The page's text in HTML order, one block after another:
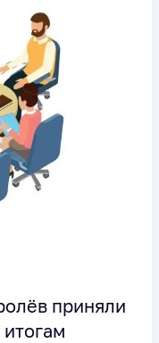
приняли